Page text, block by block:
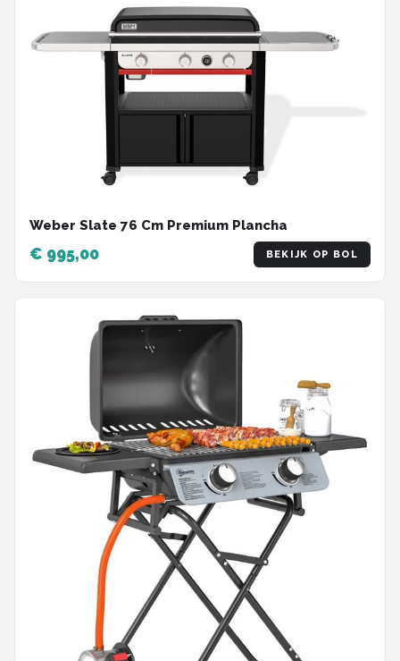
Weber Slate 76 Cm Premium Plancha
€ 995,00 BEKIJK OP BOL